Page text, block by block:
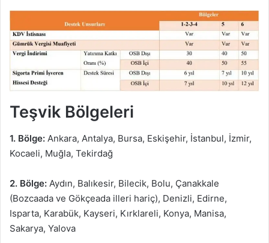
Teşvik Bölgeleri
1. Bölge: Ankara, Antalya, Bursa, Eskişehir, İstanbul, İzmir,
Kocaeli, Muğla, Tekirdağ
2. Bölge: Aydın, Balıkesir, Bilecik, Bolu, Çanakkale
(Bozcaada ve Gökçeada illeri hariç), Denizli, Edirne,
Isparta, Karabük, Kayseri, Kırklareli, Konya, Manisa,
Sakarya, Yalova